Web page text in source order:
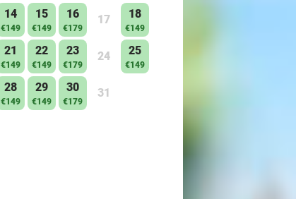
14
€149
15
€149
16
€179
17 18
€149
21
€149
22
€149
23
€179
24 25
€149
28
€149
29
€149
30
€179
31